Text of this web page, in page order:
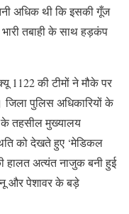
अधिक थी कि इसकी गूँज
तबाही के साथ हड़कंप
1122 की टीमों ने मौके पर
पुलिस अधिकारियों के
के तहसील मुख्यालय
को देखते हुए ‘मेडिकल
हालत अत्यंत नाजुक बनी हुई
और पेशावर के बड़े